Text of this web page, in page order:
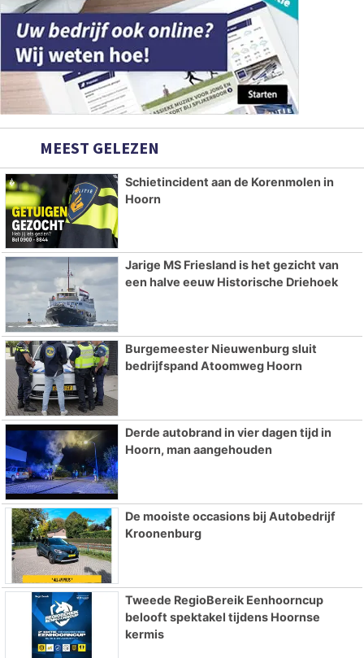
MEEST GELEZEN
Schietincident aan de Korenmolen in
Hoorn
Jarige MS Friesland is het gezicht van
een halve eeuw Historische Driehoek
Burgemeester Nieuwenburg sluit
bedrijfspand Atoomweg Hoorn
Derde autobrand in vier dagen tijd in
Hoorn, man aangehouden
De mooiste occasions bij Autobedrijf
Kroonenburg
Tweede RegioBereik Eenhoorncup
belooft spektakel tijdens Hoornse
kermis